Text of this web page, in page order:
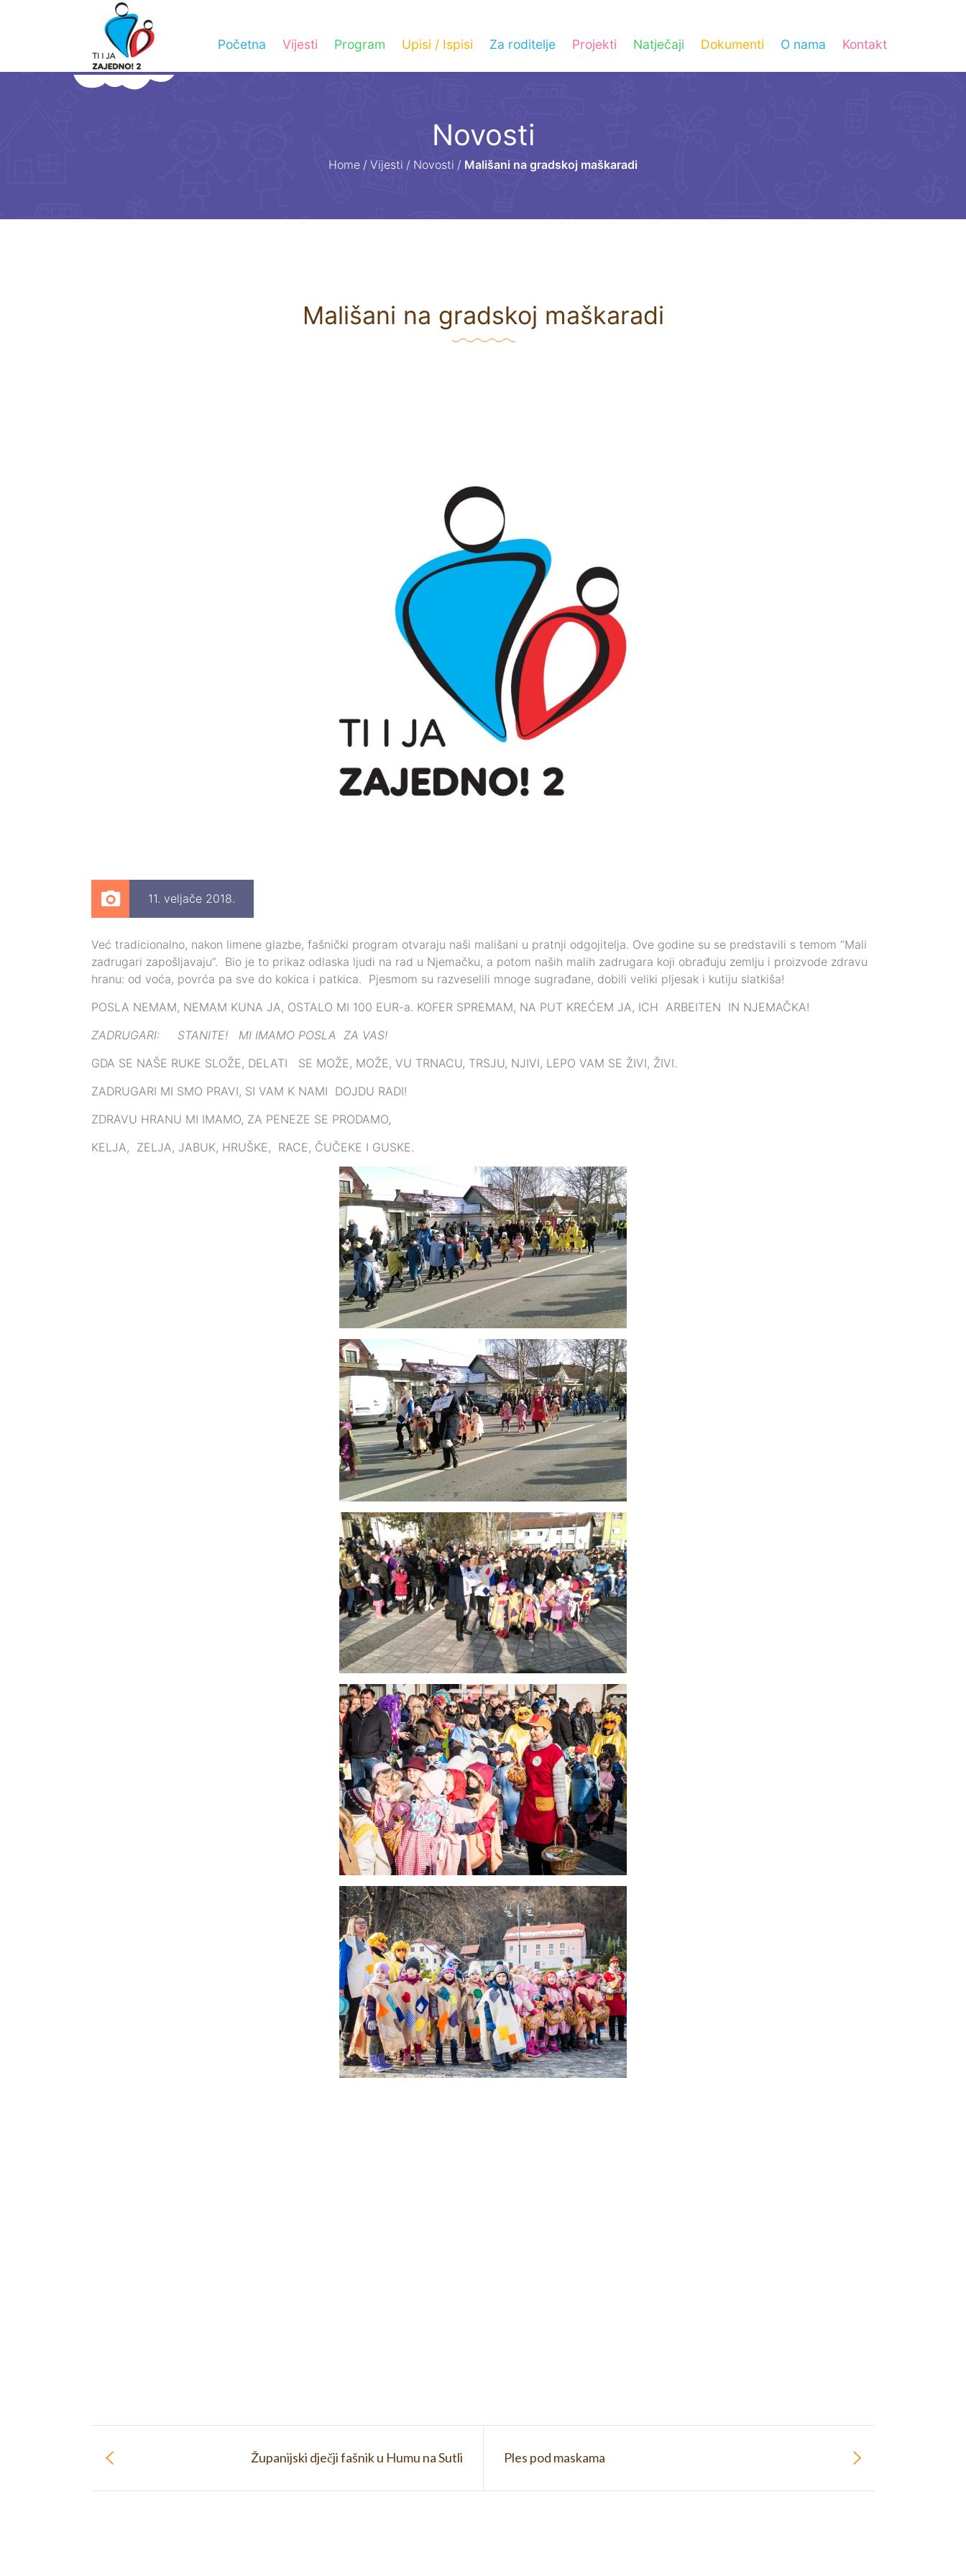
Početna Vijesti Program Upisi / Ispisi Za roditelje Projekti Natječaji Dokumenti O nama Kontakt
Novosti
Home / Vijesti / Novosti / Mališani na gradskoj maškaradi
Mališani na gradskoj maškaradi
11. veljače 2018.
Već tradicionalno, nakon limene glazbe, fašnički program otvaraju naši mališani u pratnji odgojitelja. Ove godine su se predstavili s temom “Mali
zadrugari zapošljavaju”. Bio je to prikaz odlaska ljudi na rad u Njemačku, a potom naših malih zadrugara koji obrađuju zemlju i proizvode zdravu
hranu: od voća, povrća pa sve do kokica i patkica. Pjesmom su razveselili mnoge sugrađane, dobili veliki pljesak i kutiju slatkiša!
POSLA NEMAM, NEMAM KUNA JA, OSTALO MI 100 EUR-a. KOFER SPREMAM, NA PUT KREĆEM JA, ICH ARBEITEN IN NJEMAČKA!
ZADRUGARI: STANITE! MI IMAMO POSLA ZA VAS!
GDA SE NAŠE RUKE SLOŽE, DELATI SE MOŽE, MOŽE, VU TRNACU, TRSJU, NJIVI, LEPO VAM SE ŽIVI, ŽIVI.
ZADRUGARI MI SMO PRAVI, SI VAM K NAMI DOJDU RADI!
ZDRAVU HRANU MI IMAMO, ZA PENEZE SE PRODAMO,
KELJA, ZELJA, JABUK, HRUŠKE, RACE, ČUČEKE I GUSKE.
Ples pod maskama
Županijski dječji fašnik u Humu na Sutli